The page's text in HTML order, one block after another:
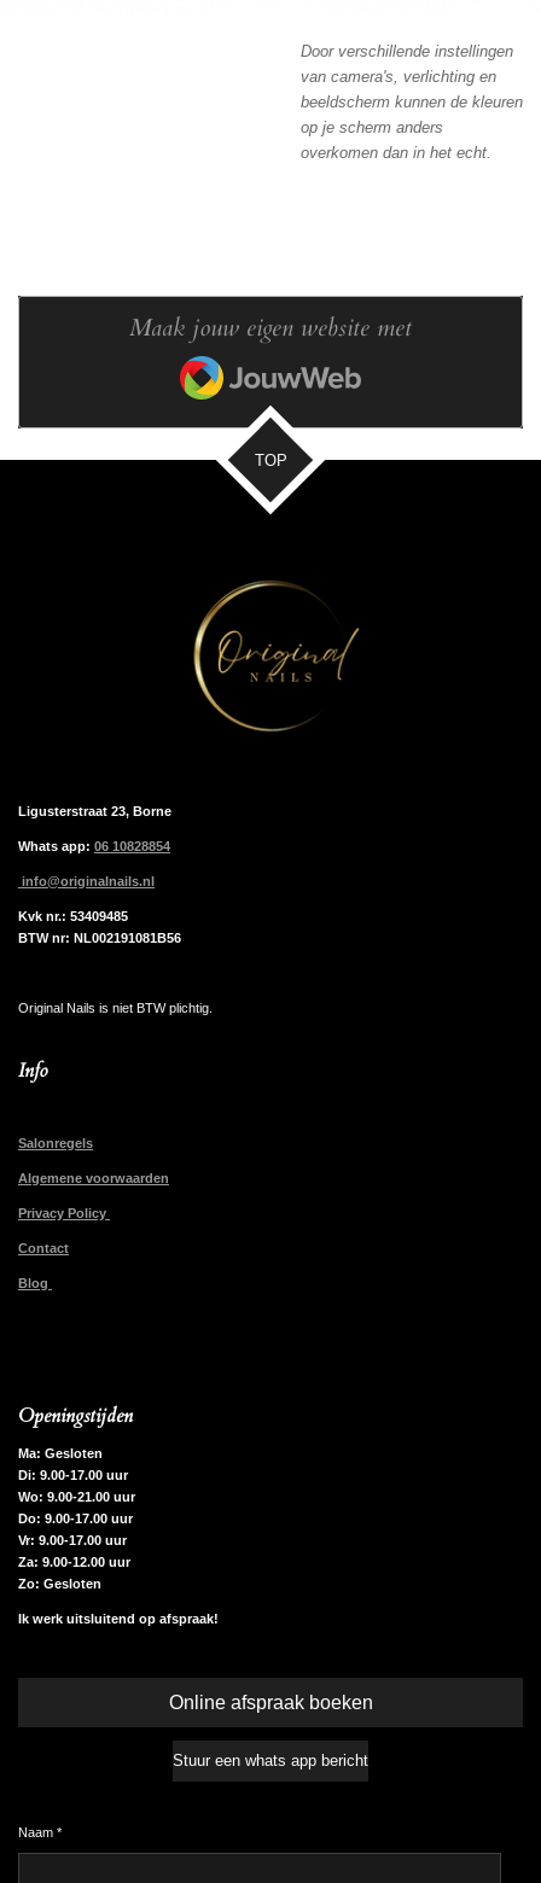
Door verschillende instellingen
van camera's, verlichting en
beeldscherm kunnen de kleuren
op je scherm anders
overkomen dan in het echt.
Maak jouw eigen website met
JouwWeb
TOP
Ligusterstraat 23, Borne
Whats app: 06 10828854
info@originalnails.nl
Kvk nr.: 53409485
BTW nr: NL002191081B56
Original Nails is niet BTW plichtig.
Info
Salonregels
Algemene voorwaarden
Privacy Policy
Contact
Blog
Openingstijden
Ma: Gesloten
Di: 9.00-17.00 uur
Wo: 9.00-21.00 uur
Do: 9.00-17.00 uur
Vr: 9.00-17.00 uur
Za: 9.00-12.00 uur
Zo: Gesloten
Ik werk uitsluitend op afspraak!
Online afspraak boeken
Stuur een whats app bericht
Naam *